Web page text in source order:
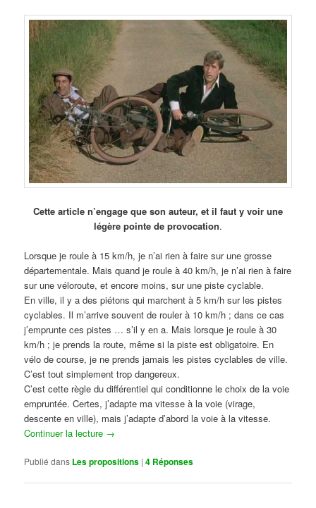
Cette article n’engage que son auteur, et il faut y voir une
légère pointe de provocation.
Lorsque je roule à 15 km/h, je n’ai rien à faire sur une grosse
départementale. Mais quand je roule à 40 km/h, je n’ai rien à faire
sur une véloroute, et encore moins, sur une piste cyclable.
En ville, il y a des piétons qui marchent à 5 km/h sur les pistes
cyclables. Il m’arrive souvent de rouler à 10 km/h ; dans ce cas
j’emprunte ces pistes … s’il y en a. Mais lorsque je roule à 30
km/h ; je prends la route, même si la piste est obligatoire. En
vélo de course, je ne prends jamais les pistes cyclables de ville.
C’est tout simplement trop dangereux.
C’est cette règle du différentiel qui conditionne le choix de la voie
empruntée. Certes, j’adapte ma vitesse à la voie (virage,
descente en ville), mais j’adapte d’abord la voie à la vitesse.
Continuer la lecture →
Publié dans Les propositions |4 Réponses